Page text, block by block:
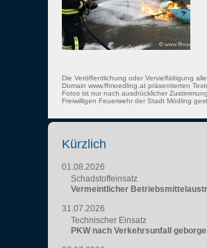
Die Veröffentlichung oder Vervielfältigung
Domain www.ffmoedling.at präsentierten
Fotos ist nur nach ausdrücklicher
Freiwilligen Feuerwehr der Stadt Mödling
Kürzlich
01.08.2026
Schadstoffeinsatz
Vermeintlicher
31.07.2026
Technischer Einsatz
PKW nach Verkehrsunfall